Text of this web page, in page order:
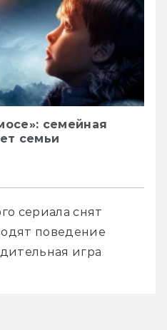
семейная
семьи
сериала снят
поведение
игра